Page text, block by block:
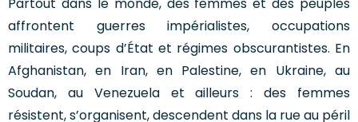
Partout dans le monde, des femmes et des peuples
affrontent guerres impérialistes, occupations
militaires, coups d’État et régimes obscurantistes. En
Afghanistan, en Iran, en Palestine, en Ukraine, au
Soudan, au Venezuela et ailleurs : des femmes
résistent, s’organisent, descendent dans la rue au péril